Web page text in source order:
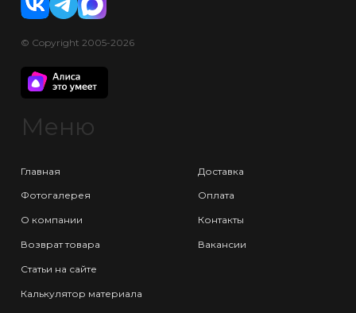
© Copyright 2005-2026
Меню
Главная
Фотогалерея
О компании
Возврат товара
Статьи на сайте
Калькулятор материала
Доставка
Оплата
Контакты
Вакансии